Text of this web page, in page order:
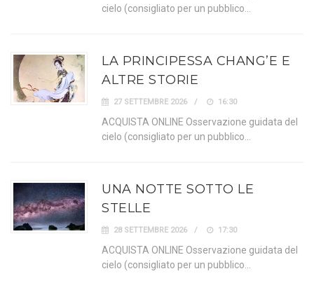
cielo (consigliato per un pubblico…
LA PRINCIPESSA CHANG’E E
ALTRE STORIE
27 SETTEMBRE 2026 16:30
ACQUISTA ONLINE Osservazione guidata del
cielo (consigliato per un pubblico…
UNA NOTTE SOTTO LE
STELLE
28 SETTEMBRE 2026 17:30
ACQUISTA ONLINE Osservazione guidata del
cielo (consigliato per un pubblico…